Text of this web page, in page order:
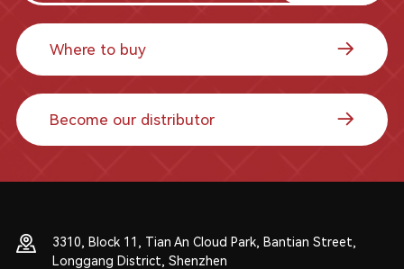
Where to buy
Become our distributor
3310, Block 11, Tian An Cloud Park, Bantian Street,
Longgang District, Shenzhen